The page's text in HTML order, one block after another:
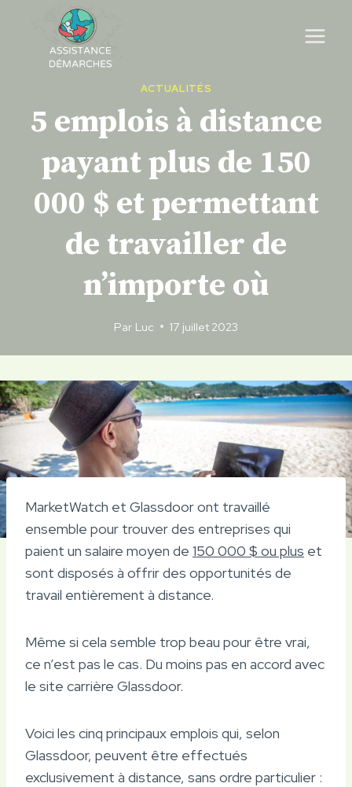
content
ACTUALITÉS
5 emplois à distance
payant plus de 150
000 $ et permettant
de travailler de
n’importe où
Par Luc 17 juillet 2023
MarketWatch et Glassdoor ont travaillé
ensemble pour trouver des entreprises qui
paient un salaire moyen de 150 000 $ ou plus et
sont disposés à offrir des opportunités de
travail entièrement à distance.
Même si cela semble trop beau pour être vrai,
ce n’est pas le cas. Du moins pas en accord avec
le site carrière Glassdoor.
Voici les cinq principaux emplois qui, selon
Glassdoor, peuvent être effectués
exclusivement à distance, sans ordre particulier :